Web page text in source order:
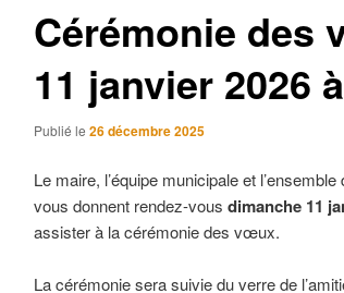
Cérémonie des
11 janvier 2026
Publié le 26 décembre 2025
Le maire, l’équipe municipale et
vous donnent rendez-vous dimanche 11
assister à la cérémonie des vœux.
La cérémonie sera suivie du verre de